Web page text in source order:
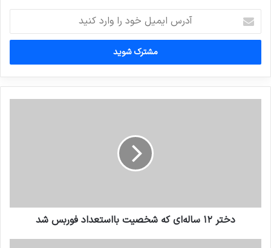
ایمیل
خود
وارد
کنید
دختر ۱۲ ساله‌ای که شخصیت بااستعداد فوربس شد